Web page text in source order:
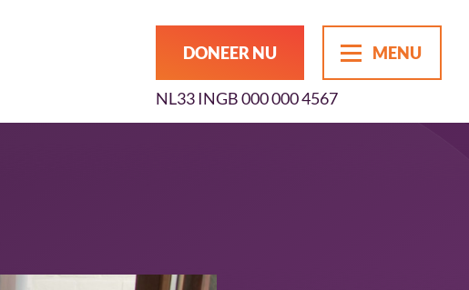
MENU
DONEER NU
NL33 INGB 000 000 4567